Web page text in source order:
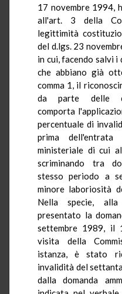
17 novembre 1994,
all'art. 3 della
legittimità
del d.lgs. 23
in cui, facendo salvi
che abbiano già
comma 1, il
da parte delle
comporta
percentuale di
prima
ministeriale di cui
scriminando tra
stesso periodo a
minore laboriosità
Nella specie,
presentato la
settembre 1989, il
visita della
istanza, è stato
invalidità del
dalla domanda